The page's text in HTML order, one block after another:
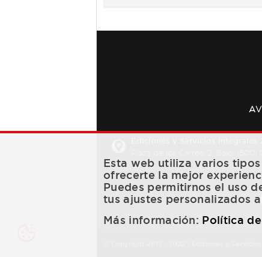
Esta web utiliza varios
ofrecerte la mejor
Puedes permitirnos el uso
tus ajustes personalizados
Más información: Política